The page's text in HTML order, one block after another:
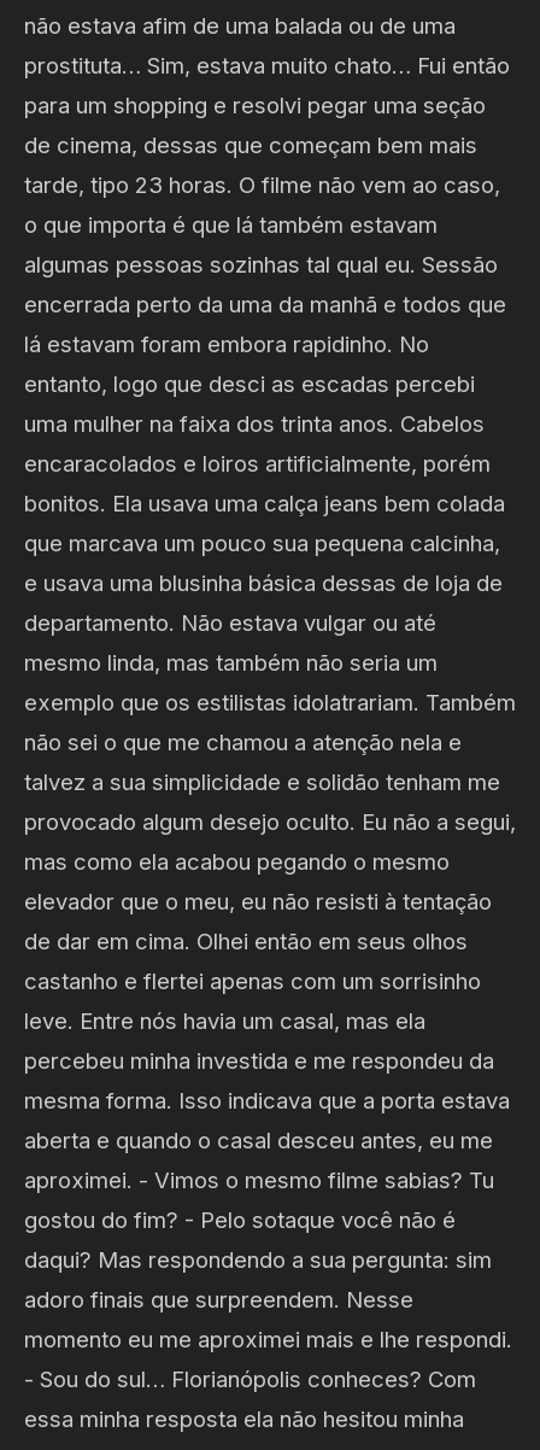
não estava afim de uma balada ou de uma
prostituta… Sim, estava muito chato… Fui então
para um shopping e resolvi pegar uma seção
de cinema, dessas que começam bem mais
tarde, tipo 23 horas. O filme não vem ao caso,
o que importa é que lá também estavam
algumas pessoas sozinhas tal qual eu. Sessão
encerrada perto da uma da manhã e todos que
lá estavam foram embora rapidinho. No
entanto, logo que desci as escadas percebi
uma mulher na faixa dos trinta anos. Cabelos
encaracolados e loiros artificialmente, porém
bonitos. Ela usava uma calça jeans bem colada
que marcava um pouco sua pequena calcinha,
e usava uma blusinha básica dessas de loja de
departamento. Não estava vulgar ou até
mesmo linda, mas também não seria um
exemplo que os estilistas idolatrariam. Também
não sei o que me chamou a atenção nela e
talvez a sua simplicidade e solidão tenham me
provocado algum desejo oculto. Eu não a segui,
mas como ela acabou pegando o mesmo
elevador que o meu, eu não resisti à tentação
de dar em cima. Olhei então em seus olhos
castanho e flertei apenas com um sorrisinho
leve. Entre nós havia um casal, mas ela
percebeu minha investida e me respondeu da
mesma forma. Isso indicava que a porta estava
aberta e quando o casal desceu antes, eu me
aproximei. - Vimos o mesmo filme sabias? Tu
gostou do fim? - Pelo sotaque você não é
daqui? Mas respondendo a sua pergunta: sim
adoro finais que surpreendem. Nesse
momento eu me aproximei mais e lhe respondi.
- Sou do sul… Florianópolis conheces? Com
essa minha resposta ela não hesitou minha